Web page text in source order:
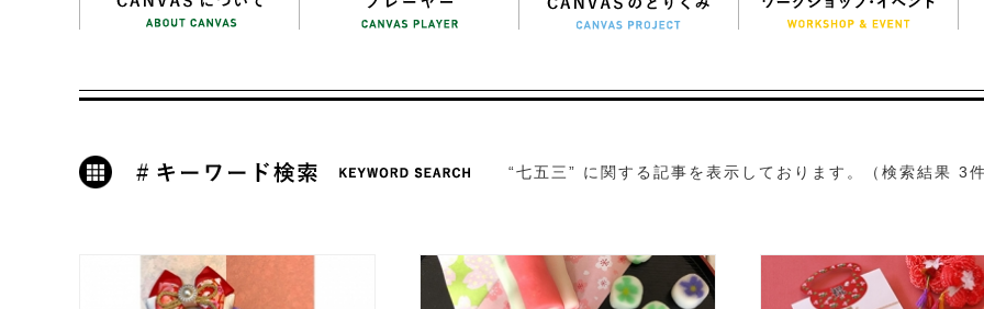
“七五三” に関する記事を表示しております。（検索結果 3